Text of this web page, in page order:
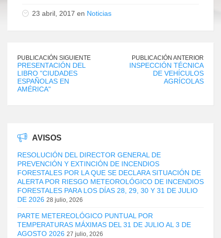
23 abril, 2017 en Noticias
PUBLICACIÓN SIGUIENTE
PRESENTACIÓN DEL
LIBRO "CIUDADES
ESPAÑOLAS EN
AMÉRICA"
PUBLICACIÓN ANTERIOR
INSPECCIÓN TÉCNICA
DE VEHÍCULOS
AGRÍCOLAS
AVISOS
RESOLUCIÓN DEL DIRECTOR GENERAL DE
PREVENCIÓN Y EXTINCIÓN DE INCENDIOS
FORESTALES POR LA QUE SE DECLARA SITUACIÓN DE
ALERTA POR RIESGO METEOROLÓGICO DE INCENDIOS
FORESTALES PARA LOS DÍAS 28, 29, 30 Y 31 DE JULIO
DE 2026 28 julio, 2026
PARTE METEREOLÓGICO PUNTUAL POR
TEMPERATURAS MÁXIMAS DEL 31 DE JULIO AL 3 DE
AGOSTO 2026 27 julio, 2026